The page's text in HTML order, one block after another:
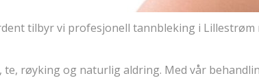
tilbyr vi profesjonell tannbleking i
røyking og naturlig aldring. Med vår